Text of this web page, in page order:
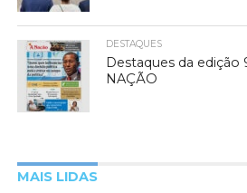
DESTAQUES
Destaques da
NAÇÃO
MAIS LIDAS